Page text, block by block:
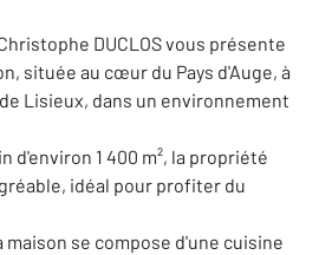
DUCLOS vous présente
située au cœur du Pays d'Auge, à
Lisieux, dans un environnement
d'environ 1 400 m², la propriété
idéal pour profiter du
se compose d'une cuisine